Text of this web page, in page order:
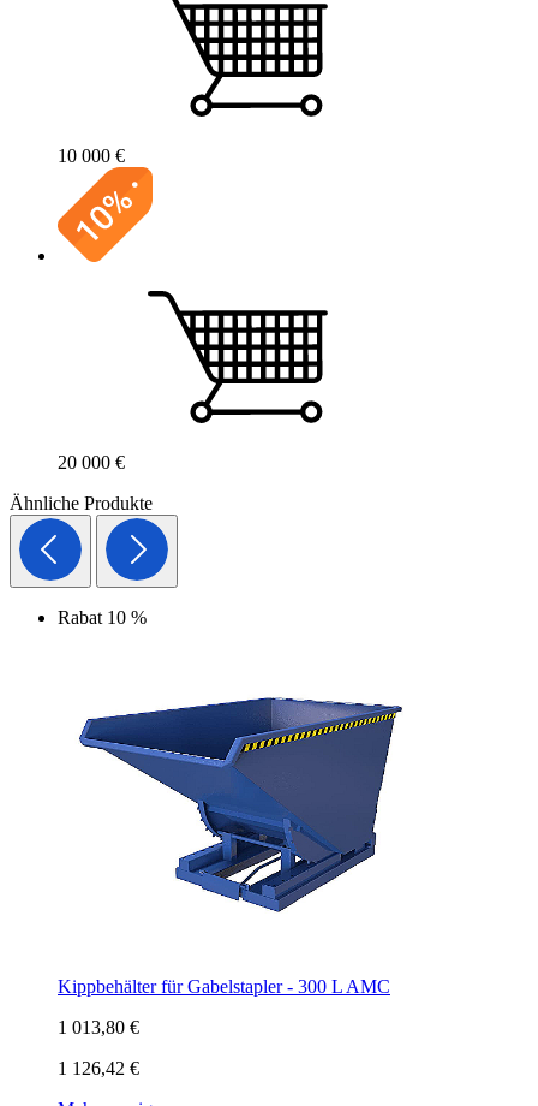
10 000 €
20 000 €
Ähnliche Produkte
Rabat 10 %
Kippbehälter für Gabelstapler - 300 L AMC
1 013,80 €
1 126,42 €